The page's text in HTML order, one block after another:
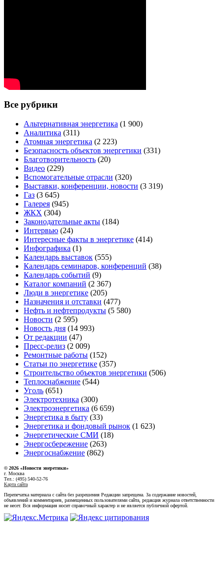
Все рубрики
Альтернативная энергетика (1 900)
Аналитика (311)
Атомная энергетика (2 223)
Безопасность объектов энергетики (331)
Благотворительность (20)
Видео (229)
Вспомогательные отрасли (320)
Выставки, конференции, новости (3 319)
Газ (3 645)
Галерея (945)
ЖКХ (304)
Законодательные акты (184)
Интервью (24)
Интересные факты в энергетике (414)
Инфографика (1)
Календарь выставок (555)
Календарь семинаров, конференций (38)
Календарь событий (9)
Каталог компаний (2 367)
Люди в энергетике (205)
Назначения и отставки (477)
Нефть и нефтепродукты (5 580)
Новости (2 595)
Новость дня (14 993)
От редакции (47)
Пресс-релиз (2 009)
Ремонтные работы (152)
Статьи по энергетике (357)
Строительство объектов энергетики (506)
Теплоснабжение (544)
Уголь (651)
Электротехника (300)
Электроэнергетика (6 659)
Энергетика в быту (33)
Энергетика и фондовый рынок (1 623)
Энергетические СМИ (18)
Энергосбережение (263)
Энергоснабжение (862)
© 2026 «Новости энеретики»
г. Москва
Тел.: (495) 540-52-76
Карта сайта
Перепечатка материала с сайта без разрешения Редакции запрещена. За содержание новостей,
объявлений и комментариев, размещенных пользователями сайта, редакция журнала ответственности
не несет. Вся информация носит справочный характер и не является публичной офертой.